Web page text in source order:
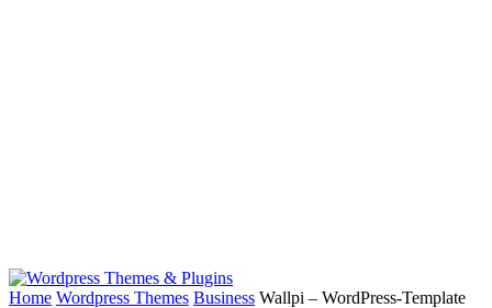
Home Wordpress Themes Business Wallpi – WordPress-Template